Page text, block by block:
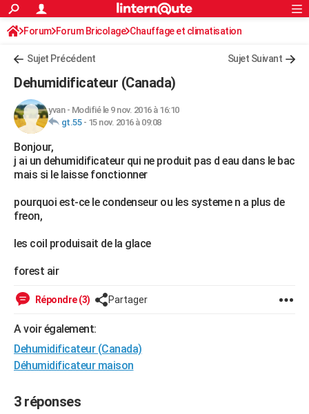
ACTUALITÉS
Politique
Société
Faits Divers
Education
Monde
Villes
+
FINANCE
Retraite
Impôts
Epargne
Immobilier
Risques naturels par ville
Banque
Assurance
Crédit
AUTO
Essais
Réserver un essai
Citadines
Berlines
SUV
Forum auto
+HIGH-TECH
Mobiles
Meilleur smartphone
Internet
Ordinateurs
Jeux vidéo
Guide high-tech
+
Forum
Aménagement intérieur
Extérieur
Cuisine
Salle de bains
Jardinage
Rangement
WEEK-END
Guides de France
Escapades
Patrimoine
Expositions
Musées
Week-end nature
+LIFESTYLE
Art de vivre
Bien-être
Loisirs
ModeModes de vie
SANTE
Alimentation
Guide de la santé
Maladies
Médicaments
Sommeil
VOYAGE
Destinations
City break
Voyage nature
Voyage de noces
Forum
Climat
PHOTO
GUIDES D'ACHAT
CARTE DE VOEUX
Rechercher
S'inscrire
Connexion
Forum Forum Bricolage Chauffage et climatisation
Sujet Précédent Sujet Suivant
Dehumidificateur (Canada)
yvan- Modifié le 9 nov. 2016 à 16:10
gt.55- 15 nov. 2016 à 09:08
Bonjour,
j ai un dehumidificateur qui ne produit pas d eau dans le bac
mais si le laisse fonctionner
pourquoi est-ce le condenseur ou les systeme n a plus de
freon,
les coil produisait de la glace
forest air
Répondre (3) Partager
A voir également:
Dehumidificateur (Canada)
Déhumidificateur maison
3 réponses